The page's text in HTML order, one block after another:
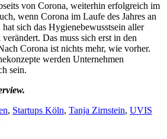
von Corona, weiterhin erfolgreich im
wenn Corona im Laufe des Jahres an
sich das Hygienebewusstsein aller
Das muss sich erst in den
Corona ist nichts mehr, wie vorher.
werden Unternehmen
sein.
, Startups Köln, Tanja Zirnstein, UVIS